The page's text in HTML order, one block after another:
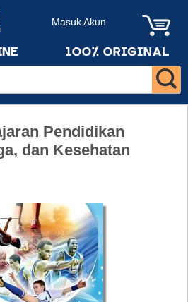
Masuk Akun
Pendidikan
dan Kesehatan